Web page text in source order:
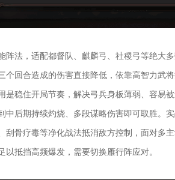
阵法，适配都督队、麒麟弓、社稷弓等绝大
个回合造成的伤害直接降低，依靠高智力武
是稳住开局节奏，解决弓兵身板薄弱、容易
中后期持续灼烧、多段谋略伤害即可取胜。
刮骨疗毒等净化战法抵消敌方控制，面对多
抵挡高频爆发，需要切换雁行阵应对。